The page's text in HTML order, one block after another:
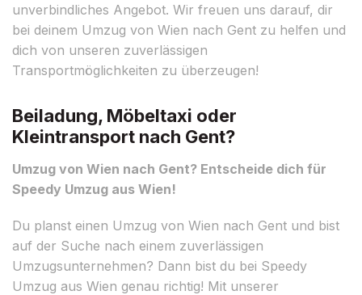
unverbindliches Angebot. Wir freuen uns darauf, dir
bei deinem Umzug von Wien nach Gent zu helfen und
dich von unseren zuverlässigen
Transportmöglichkeiten zu überzeugen!
Beiladung, Möbeltaxi oder
Kleintransport nach Gent?
Umzug von Wien nach Gent? Entscheide dich für
Speedy Umzug aus Wien!
Du planst einen Umzug von Wien nach Gent und bist
auf der Suche nach einem zuverlässigen
Umzugsunternehmen? Dann bist du bei Speedy
Umzug aus Wien genau richtig! Mit unserer